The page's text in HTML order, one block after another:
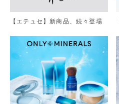
【エテュセ】新商品、続々登場